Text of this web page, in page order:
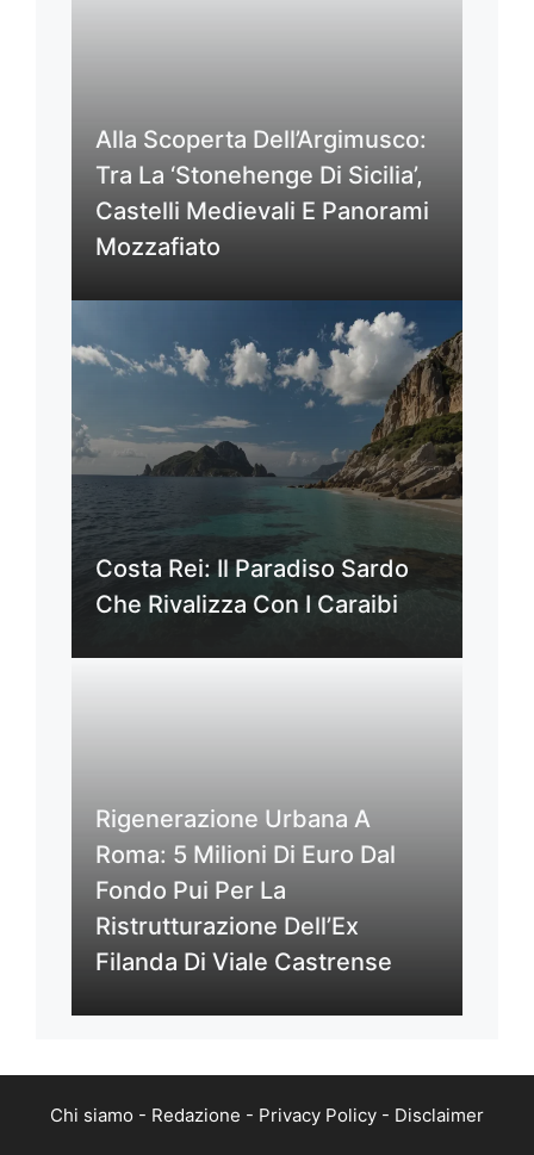
Alla Scoperta Dell’Argimusco:
Tra La ‘Stonehenge Di Sicilia’,
Castelli Medievali E Panorami
Mozzafiato
Costa Rei: Il Paradiso Sardo
Che Rivalizza Con I Caraibi
Rigenerazione Urbana A
Roma: 5 Milioni Di Euro Dal
Fondo Pui Per La
Ristrutturazione Dell’Ex
Filanda Di Viale Castrense
Chi siamo - Redazione - Privacy Policy - Disclaimer